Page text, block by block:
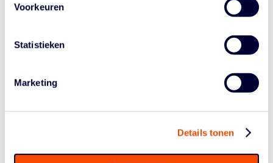
Voorkeuren
Statistieken
Marketing
Details tonen
15.30 uur: Mannen U14 (ABC-hal)
18.00 uur: Mannen U16 (ABC-hal)
19.30 uur: Mannen Promotiedivisie (Centercourt)
Wie de finalisten in elke leeftijdscategorie worden, gaan
de Finals Fours en Finals Eights bepalen, die de